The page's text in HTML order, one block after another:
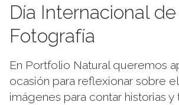
Día Internacional
Fotografía
En Portfolio Natural queremos
ocasión para reflexionar sobre
imágenes para contar historias y